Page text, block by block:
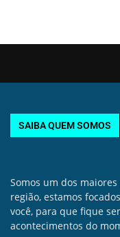
SAIBA QUEM SOMOS
Somos um dos
região, estamos
você, para que fique
acontecimentos do